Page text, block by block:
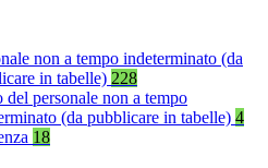
non a tempo indeterminato (da
in tabelle) 228
del personale non a tempo
(da pubblicare in tabelle) 4
18